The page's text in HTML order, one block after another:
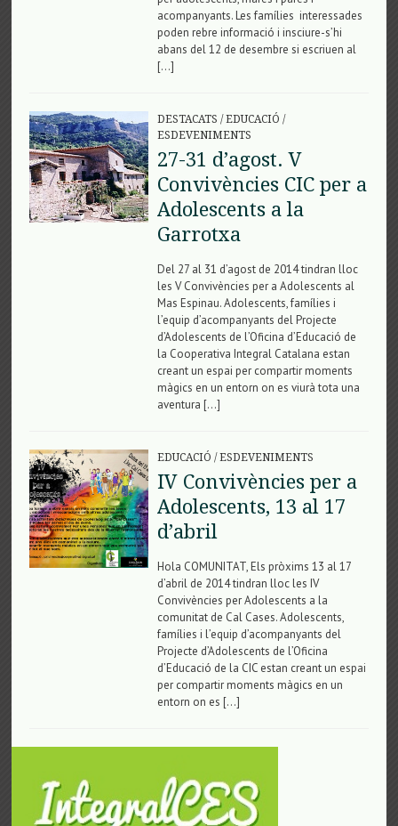
acompanyants. Les famílies interessades
poden rebre informació i insciure-s’hi
abans del 12 de desembre si escriuen al
[…]
DESTACATS /EDUCACIÓ /
ESDEVENIMENTS
27-31 d’agost. V
Convivències CIC per a
Adolescents a la
Garrotxa
Del 27 al 31 d’agost de 2014 tindran lloc
les V Convivències per a Adolescents al
Mas Espinau. Adolescents, famílies i
l’equip d’acompanyants del Projecte
d’Adolescents de l’Oficina d’Educació de
la Cooperativa Integral Catalana estan
creant un espai per compartir moments
màgics en un entorn on es viurà tota una
aventura […]
EDUCACIÓ /ESDEVENIMENTS
IV Convivències per a
Adolescents, 13 al 17
d’abril
Hola COMUNITAT, Els pròxims 13 al 17
d’abril de 2014 tindran lloc les IV
Convivències per Adolescents a la
comunitat de Cal Cases. Adolescents,
famílies i l’equip d’acompanyants del
Projecte d’Adolescents de l’Oficina
d’Educació de la CIC estan creant un espai
per compartir moments màgics en un
entorn on es […]